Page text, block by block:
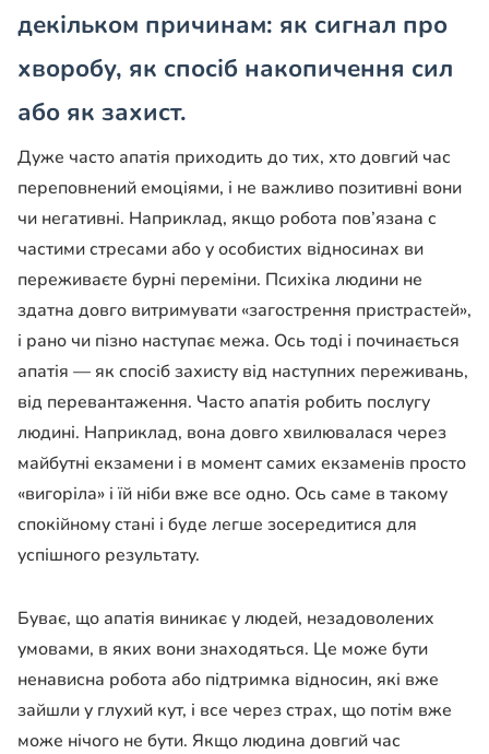
декільком причинам: як сигнал про
хворобу, як спосіб накопичення сил
або як захист.
Дуже часто апатія приходить до тих, хто довгий час
переповнений емоціями, і не важливо позитивні вони
чи негативні. Наприклад, якщо робота пов’язана с
частими стресами або у особистих відносинах ви
переживаєте бурні переміни. Психіка людини не
здатна довго витримувати «загострення пристрастей»,
і рано чи пізно наступає межа. Ось тоді і починається
апатія — як спосіб захисту від наступних переживань,
від перевантаження. Часто апатія робить послугу
людині. Наприклад, вона довго хвилювалася через
майбутні екзамени і в момент самих екзаменів просто
«вигоріла» і їй ніби вже все одно. Ось саме в такому
спокійному стані і буде легше зосередитися для
успішного результату.
Буває, що апатія виникає у людей, незадоволених
умовами, в яких вони знаходяться. Це може бути
ненависна робота або підтримка відносин, які вже
зайшли у глухий кут, і все через страх, що потім вже
може нічого не бути. Якщо людина довгий час